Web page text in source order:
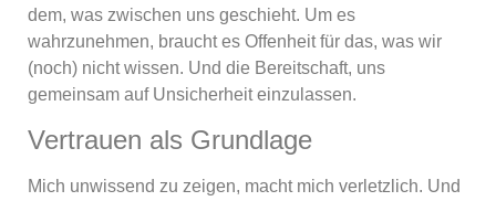
dem, was zwischen uns geschieht. Um es
wahrzunehmen, braucht es Offenheit für das, was wir
(noch) nicht wissen. Und die Bereitschaft, uns
gemeinsam auf Unsicherheit einzulassen.
Vertrauen als Grundlage
Mich unwissend zu zeigen, macht mich verletzlich. Und